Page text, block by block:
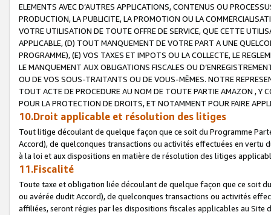
ELEMENTS AVEC D’AUTRES APPLICATIONS, CONTENUS OU
PRODUCTION, LA PUBLICITE, LA PROMOTION OU LA
VOTRE UTILISATION DE TOUTE OFFRE DE SERVICE, QUE CETTE
APPLICABLE, (D) TOUT MANQUEMENT DE VOTRE PART A UNE
PROGRAMME), (E) VOS TAXES ET IMPOTS OU LA COLLECTE, LE
LE MANQUEMENT AUX OBLIGATIONS FISCALES OU
OU DE VOS SOUS-TRAITANTS OU DE VOUS-MÊMES. NOTRE
TOUT ACTE DE PROCEDURE AU NOM DE TOUTE PARTIE AMAZON , Y
POUR LA PROTECTION DE DROITS, ET NOTAMMENT POUR FAIRE
10.Droit applicable et résolution des litiges
Tout litige découlant de quelque façon que ce soit du Programme
Accord), de quelconques transactions ou activités effectuées en vertu
à la loi et aux dispositions en matière de résolution des litiges
11.Fiscalité
Toute taxe et obligation liée découlant de quelque façon que ce soit
ou avérée dudit Accord), de quelconques transactions ou activités
affiliées, seront régies par les dispositions fiscales applicables au Site